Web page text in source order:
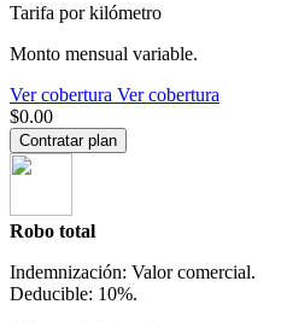
Tarifa por kilómetro
Monto mensual variable.
Ver cobertura Ver cobertura
$0.00
Contratar plan
Robo total
Indemnización: Valor comercial.
Deducible: 10%.